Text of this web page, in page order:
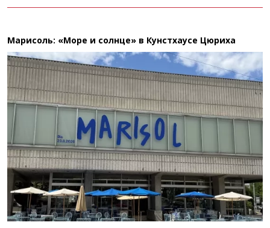
Марисоль: «Море и солнце» в Кунстхаусе Цюриха